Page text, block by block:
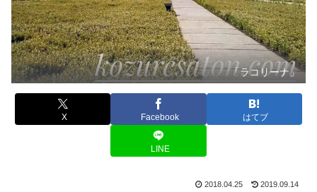
「ラコリーナ」
X Facebook はてブ
LINE
2018.04.25 2019.09.14